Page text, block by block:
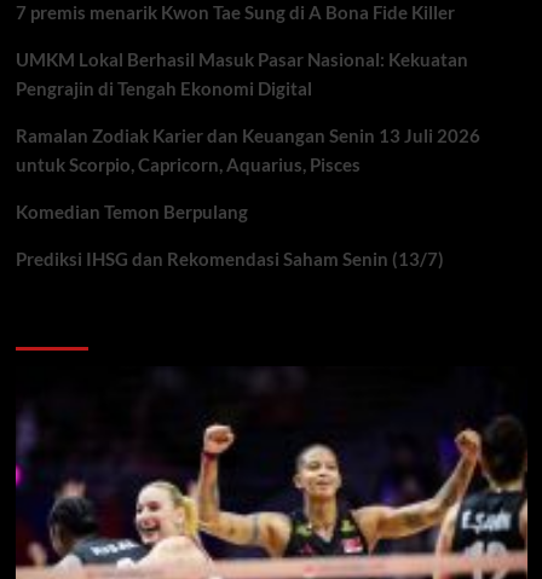
7 premis menarik Kwon Tae Sung di A Bona Fide Killer
UMKM Lokal Berhasil Masuk Pasar Nasional: Kekuatan
Pengrajin di Tengah Ekonomi Digital
Ramalan Zodiak Karier dan Keuangan Senin 13 Juli 2026
untuk Scorpio, Capricorn, Aquarius, Pisces
Komedian Temon Berpulang
Prediksi IHSG dan Rekomendasi Saham Senin (13/7)